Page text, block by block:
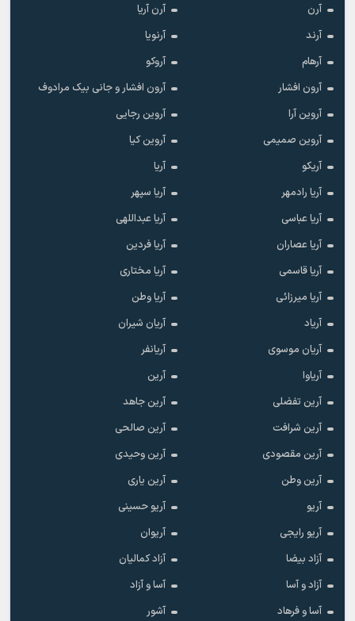
آرن
آرن آریا
آرند
آرنویا
آرهام
آروکو
آرون افشار
آرون افشار و جانی بیک مرادوف
آروین آرا
آروین رجایی
آروین صمیمی
آروین کیا
آریکو
آریا
آریا رادمهر
آریا سپهر
آریا عباسی
آریا عبداللهی
آریا عصاران
آریا فردین
آریا قاسمی
آریا مختاری
آریا میرزائی
آریا وطن
آریاد
آریان شیران
آریان موسوی
آریانفر
آریاوا
آرین
آرین تفضلی
آرین جاهد
آرین شرافت
آرین صالحی
آرین مقصودی
آرین وحیدی
آرین وطن
آرین یاری
آریو
آریو حسینی
آریو رایجی
آریوان
آزاد بیضا
آزاد کمالیان
آزاد و آسا
آسا و آزاد
آسا و فرهاد
آشور